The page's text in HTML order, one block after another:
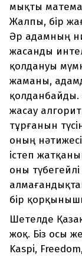
мықты
Жалпы, бір
Әр адамның
жасанды
қолдануы
жаманы,
қолданбайды.
жасау
тұрғанын
оның
істеп
оны
бір
Шетелде
жоқ. Біз осы
Kaspi,